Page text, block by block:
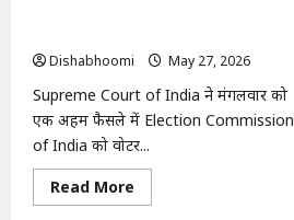
2027
चुनाव
पहले
योगी
सरकार
का
बड़ा
दांव
Dishabhoomi
May 27, 2026
Supreme Court of India ने मंगलवार को
एक अहम फैसले में Election Commission
of India को वोटर...
Read More
more